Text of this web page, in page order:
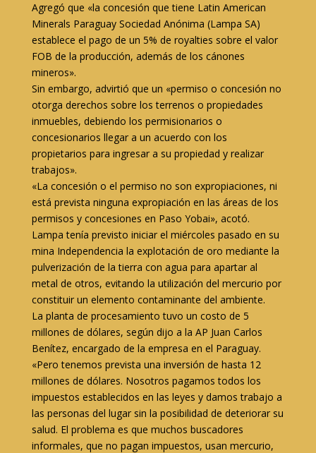
Agregó que «la concesión que tiene Latin American
Minerals Paraguay Sociedad Anónima (Lampa SA)
establece el pago de un 5% de royalties sobre el valor
FOB de la producción, además de los cánones
mineros».
Sin embargo, advirtió que un «permiso o concesión no
otorga derechos sobre los terrenos o propiedades
inmuebles, debiendo los permisionarios o
concesionarios llegar a un acuerdo con los
propietarios para ingresar a su propiedad y realizar
trabajos».
«La concesión o el permiso no son expropiaciones, ni
está prevista ninguna expropiación en las áreas de los
permisos y concesiones en Paso Yobai», acotó.
Lampa tenía previsto iniciar el miércoles pasado en su
mina Independencia la explotación de oro mediante la
pulverización de la tierra con agua para apartar al
metal de otros, evitando la utilización del mercurio por
constituir un elemento contaminante del ambiente.
La planta de procesamiento tuvo un costo de 5
millones de dólares, según dijo a la AP Juan Carlos
Benítez, encargado de la empresa en el Paraguay.
«Pero tenemos prevista una inversión de hasta 12
millones de dólares. Nosotros pagamos todos los
impuestos establecidos en las leyes y damos trabajo a
las personas del lugar sin la posibilidad de deteriorar su
salud. El problema es que muchos buscadores
informales, que no pagan impuestos, usan mercurio,